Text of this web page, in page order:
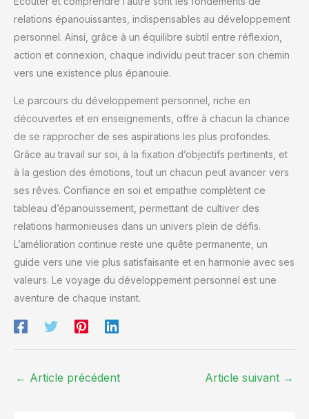
ergonomique naspaluro est un bon choix ! Ééconomie
D'espace: L'accoudoir peut être tourné vers le haut et vers
le bas à volonté. Les accoudoirs rembourrés sont parfaits
pour soutenir vos coudes lorsque vous travaillez. Ou
pouvez relever les accoudoirs et pousser la chaise sous la
table pour gagner de la place. Facile à Assembler: Cette
chaise de bureau est très facile à installer, seulement 6
manuel d'utilisation détaillé, une personne peut terminer
l'installation en seulement 15 minutes !
relations épanouissantes, indispensables au développement
personnel. Ainsi, grâce à un équilibre subtil entre réflexion,
action et connexion, chaque individu peut tracer son chemin
vers une existence plus épanouie.
Le parcours du développement personnel, riche en
découvertes et en enseignements, offre à chacun la chance
de se rapprocher de ses aspirations les plus profondes.
Grâce au travail sur soi, à la fixation d’objectifs pertinents, et
à la gestion des émotions, tout un chacun peut avancer vers
ses rêves. Confiance en soi et empathie complètent ce
tableau d’épanouissement, permettant de cultiver des
relations harmonieuses dans un univers plein de défis.
L’amélioration continue reste une quête permanente, un
guide vers une vie plus satisfaisante et en harmonie avec ses
valeurs. Le voyage du développement personnel est une
aventure de chaque instant.
← Article précédent Article suivant →